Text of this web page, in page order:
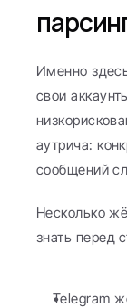
Именно
свои
аутрича:
сообщений
Несколько
знать перед
Telegram